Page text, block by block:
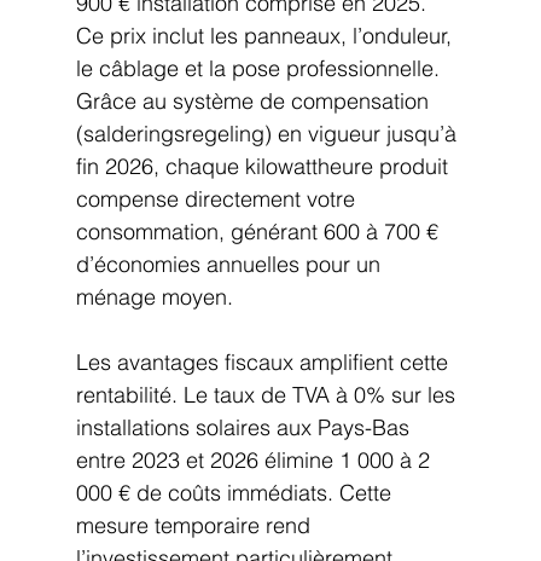
Ce prix inclut les panneaux, l’onduleur,
le câblage et la pose professionnelle.
Grâce au système de compensation
(salderingsregeling) en vigueur jusqu’à
fin 2026, chaque kilowattheure produit
compense directement votre
consommation, générant 600 à 700 €
d’économies annuelles pour un
ménage moyen.
Les avantages fiscaux amplifient cette
rentabilité. Le taux de TVA à 0% sur les
installations solaires aux Pays-Bas
entre 2023 et 2026 élimine 1 000 à 2
000 € de coûts immédiats. Cette
mesure temporaire rend